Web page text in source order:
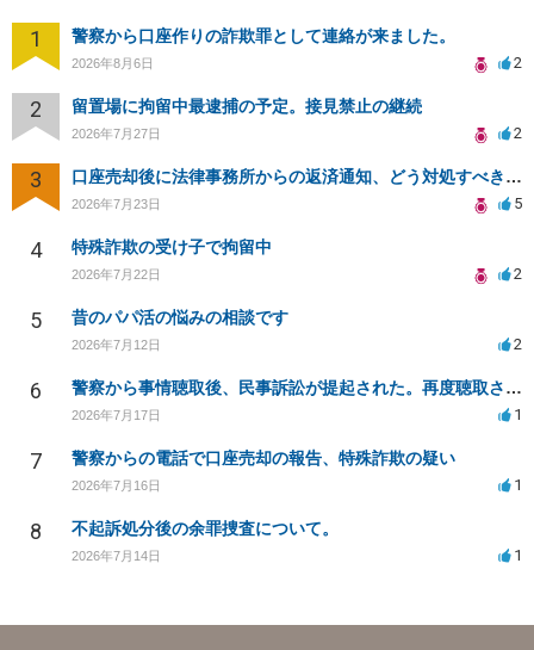
1 警察から口座作りの詐欺罪として連絡が来ました。
2026年8月6日 2
2 留置場に拘留中最逮捕の予定。接見禁止の継続
2026年7月27日 2
3 口座売却後に法律事務所からの返済通知、どう対処すべきか？
2026年7月23日 5
4 特殊詐欺の受け子で拘留中
2026年7月22日 2
5 昔のパパ活の悩みの相談です
2026年7月12日 2
6 警察から事情聴取後、民事訴訟が提起された。再度聴取される可能性は？
2026年7月17日 1
7 警察からの電話で口座売却の報告、特殊詐欺の疑い
2026年7月16日 1
8 不起訴処分後の余罪捜査について。
2026年7月14日 1